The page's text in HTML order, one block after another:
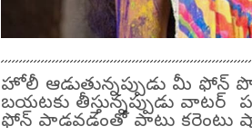
హోలీ ఆడుతున్నప్పుడు మీ
బయటకు తీస్తున్నప్పుడు వాటర్
ఫోన్ పాడవడంతో పాటు కరెంటు